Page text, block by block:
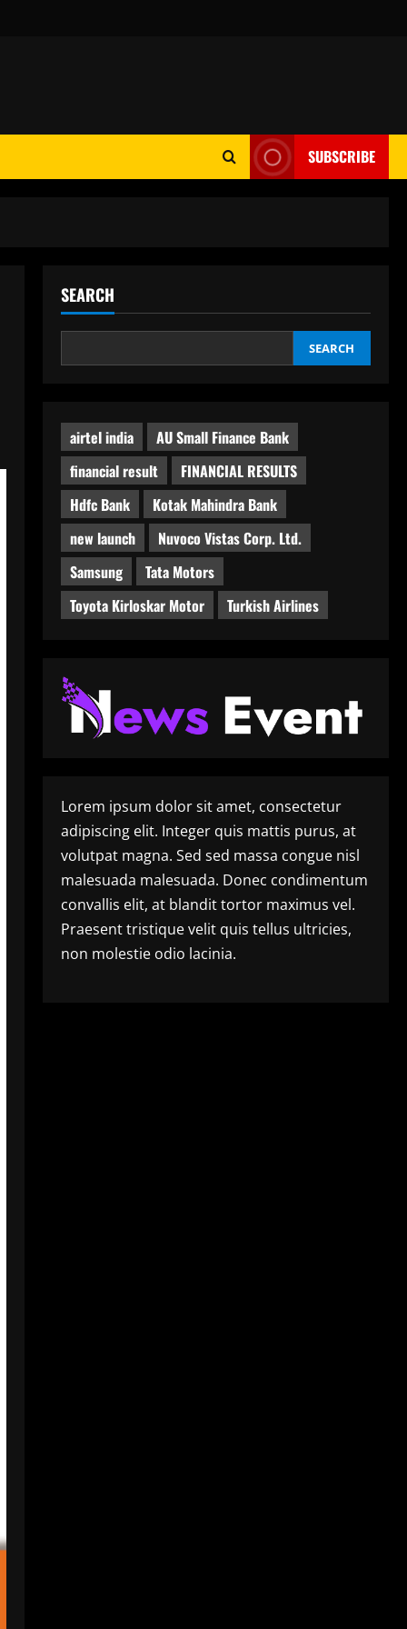
SUBSCRIBE
SEARCH
SEARCH
airtel india
AU Small Finance Bank
financial result
FINANCIAL RESULTS
Hdfc Bank
Kotak Mahindra Bank
new launch
Nuvoco Vistas Corp. Ltd.
Samsung
Tata Motors
Toyota Kirloskar Motor
Turkish Airlines
Lorem ipsum dolor sit amet, consectetur
adipiscing elit. Integer quis mattis purus, at
volutpat magna. Sed sed massa congue nisl
malesuada malesuada. Donec condimentum
convallis elit, at blandit tortor maximus vel.
Praesent tristique velit quis tellus ultricies,
non molestie odio lacinia.